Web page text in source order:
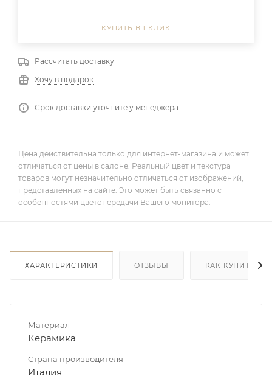
КУПИТЬ В 1 КЛИК
Рассчитать доставку
Хочу в подарок
Срок доставки уточните у менеджера
Цена действительна только для интернет-магазина и может
отличаться от цены в салоне. Реальный цвет и текстура
товаров могут незначительно отличаться от изображений,
представленных на сайте. Это может быть связанно с
особенностями цветопередачи Вашего монитора.
ХАРАКТЕРИСТИКИ ОТЗЫВЫ КАК КУПИТЬ
Материал
Керамика
Страна производителя
Италия